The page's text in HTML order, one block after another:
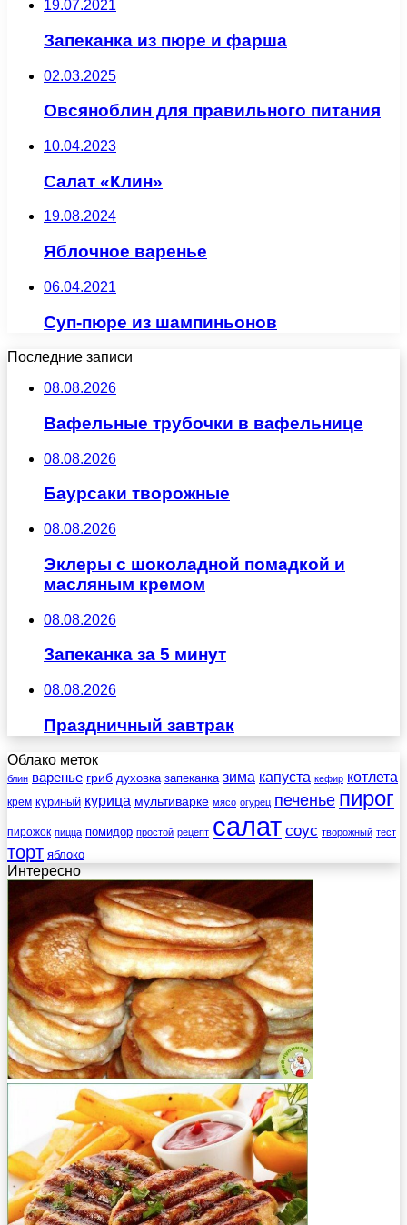
19.07.2021
Запеканка из пюре и фарша
02.03.2025
Овсяноблин для правильного питания
10.04.2023
Салат «Клин»
19.08.2024
Яблочное варенье
06.04.2021
Суп-пюре из шампиньонов
Последние записи
08.08.2026
Вафельные трубочки в вафельнице
08.08.2026
Баурсаки творожные
08.08.2026
Эклеры с шоколадной помадкой и
масляным кремом
08.08.2026
Запеканка за 5 минут
08.08.2026
Праздничный завтрак
Облако меток
блин варенье гриб духовка запеканка зима капуста кефир котлета
крем куриный курица мультиварке мясо огурец печенье пирог
пирожок пицца помидор простой рецепт салат соус творожный тест
торт яблоко
Интересно